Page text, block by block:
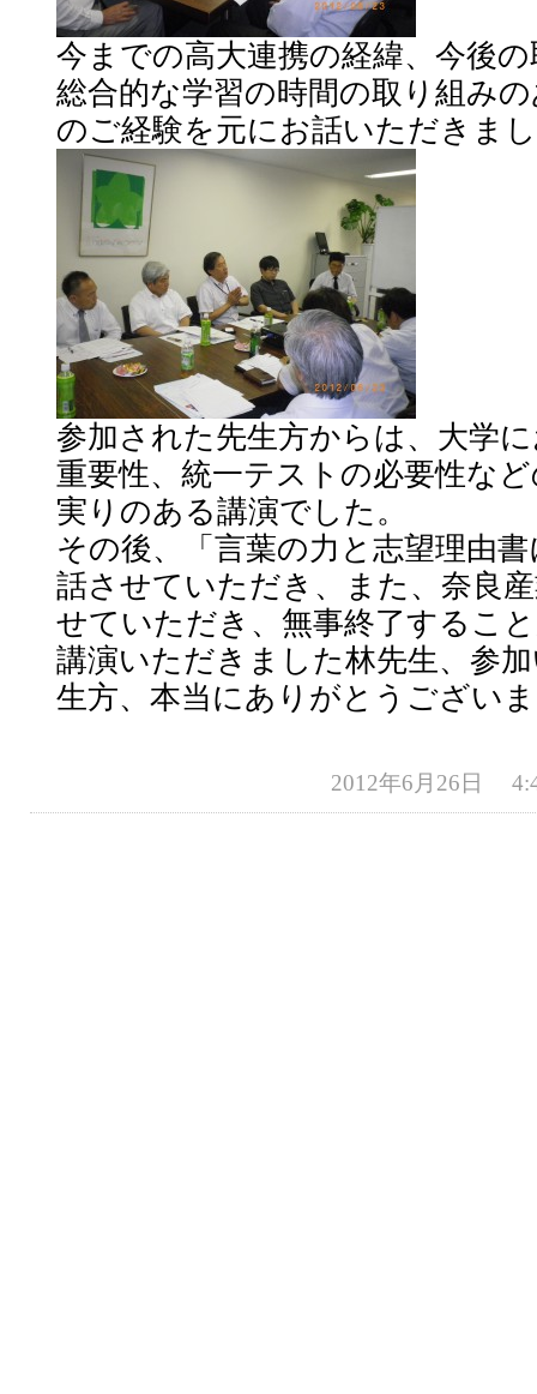
今までの高大連携の経緯、今後
総合的な学習の時間の取り組み
のご経験を元にお話いただきま
参加された先生方からは、大学
重要性、統一テストの必要性な
実りのある講演でした。
その後、「言葉の力と志望理由
話させていただき、また、奈良
せていただき、無事終了するこ
講演いただきました林先生、参
生方、本当にありがとうござい
2012年6月26日